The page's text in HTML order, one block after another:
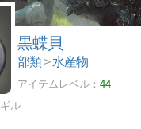
黒蝶貝
部類>水産物
アイテムレベル： 44
ギル